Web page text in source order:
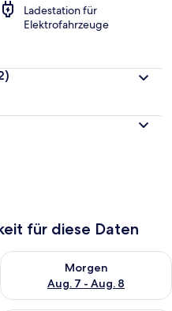
Ladestation für
Elektrofahrzeuge
für diese Daten
Nacht, Aug. 6 - Aug. 7.
Morgen
Aug. 7 - Aug. 8
Überprüfe die Verfügbarkeit